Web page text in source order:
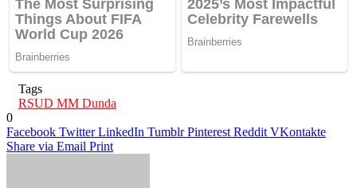
Tags
RSUD MM Dunda
0
Facebook Twitter LinkedIn Tumblr Pinterest Reddit VKontakte
Share via Email Print